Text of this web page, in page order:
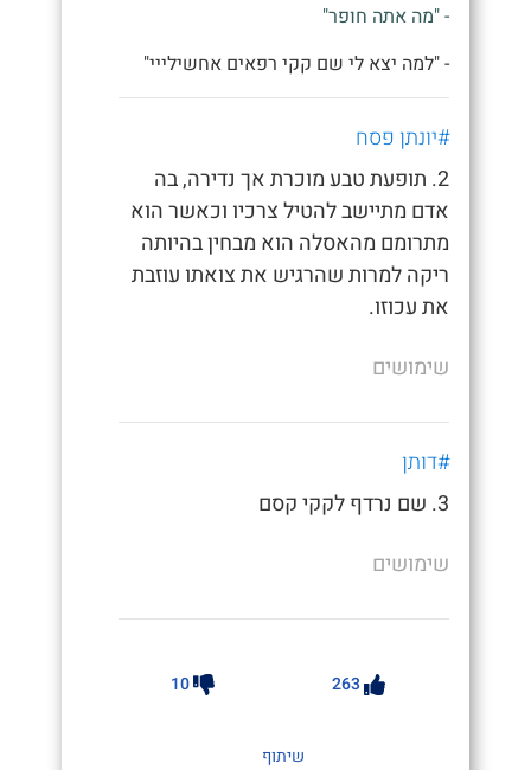
- "מה אתה חופר"
- "למה יצא לי שם קקי רפאים אחשילייי"
#יונתן פסח
2. תופעת טבע מוכרת אך נדירה, בה
אדם מתיישב להטיל צרכיו וכאשר הוא
מתרומם מהאסלה הוא מבחין בהיותה
ריקה למרות שהרגיש את צואתו עוזבת
את עכוזו.
שימושים
#דותן
3. שם נרדף לקקי קסם
שימושים
263
10
שיתוף